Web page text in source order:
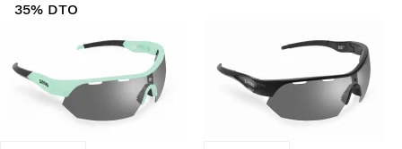
35% DTO